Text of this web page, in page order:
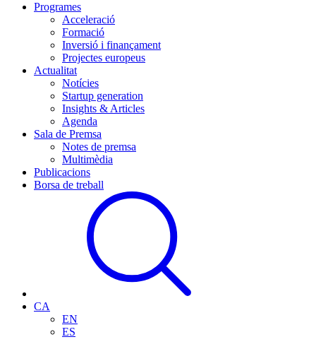
Programes
Acceleració
Formació
Inversió i finançament
Projectes europeus
Actualitat
Notícies
Startup generation
Insights & Articles
Agenda
Sala de Premsa
Notes de premsa
Multimèdia
Publicacions
Borsa de treball
CA
EN
ES